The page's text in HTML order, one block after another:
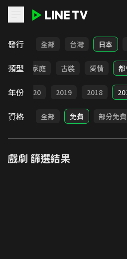
發行 全部 台灣 日本
類型
校園 家庭 古裝 愛情 都
年份 2020 2019 2018
資格 全部 免費 部分免費
戲劇 篩選結果